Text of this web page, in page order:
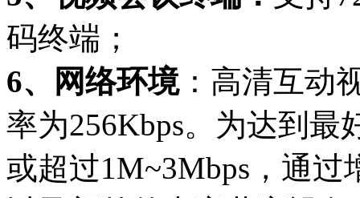
码终端；
6、网络环境：高清互动
率为256Kbps。为达到
或超过1M~3Mbps，通